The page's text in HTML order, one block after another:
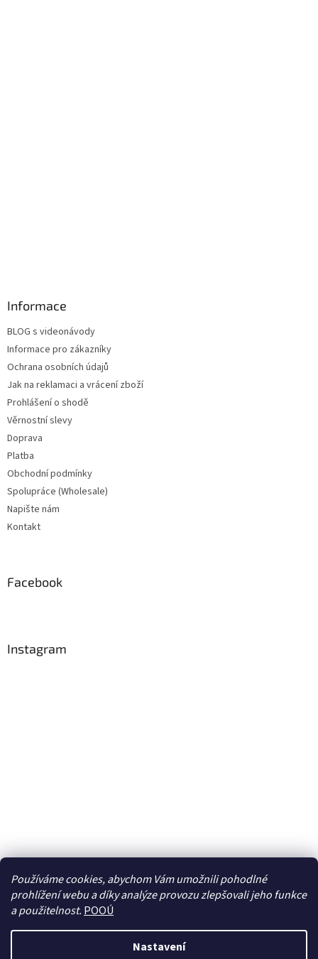
Používáme cookies, abychom Vám umožnili pohodlné
prohlížení webu a díky analýze provozu zlepšovali jeho funkce
a použitelnost. POOÚ
Nastavení
Informace
BLOG s videonávody
Informace pro zákazníky
Ochrana osobních údajů
Jak na reklamaci a vrácení zboží
Prohlášení o shodě
Věrnostní slevy
Doprava
Platba
Obchodní podmínky
Spolupráce (Wholesale)
Napište nám
Kontakt
Facebook
Instagram
Sledovat na Instagramu
Vytvořil Shoptet